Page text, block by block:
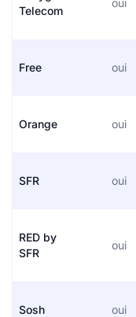
Telecom
oui
Free oui
Orange oui
SFR oui
RED by
SFR
oui
Sosh oui